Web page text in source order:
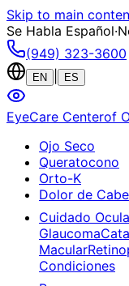
Skip to main
Se Habla Español·
(949) 323-3600
EN ES
EyeCare Centerof
Ojo Seco
Queratocono
Orto-K
Dolor de
Cuidado
Glaucoma
Macular
Condiciones